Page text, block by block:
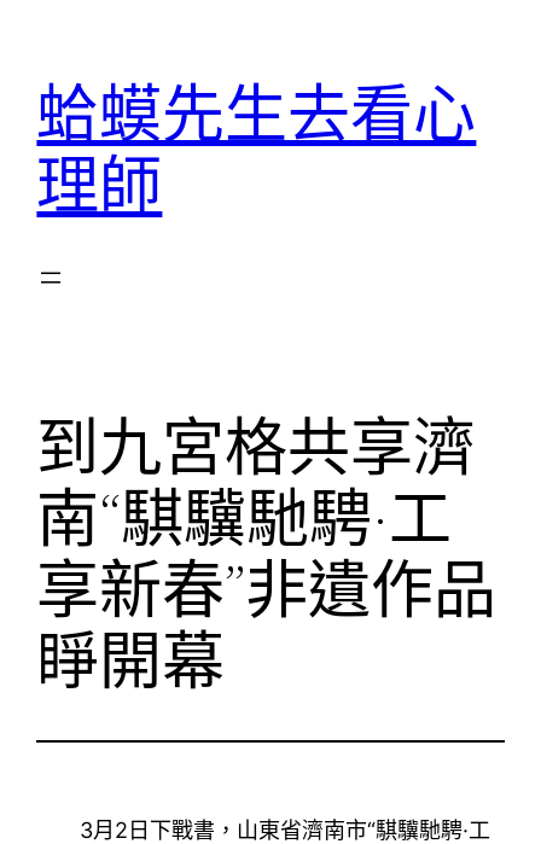
蛤蟆先生去看心
理師
到九宮格共享濟
南“騏驥馳騁·工
享新春”非遺作品
睜開幕
3月2日下戰書，山東省濟南市“騏驥馳騁·工